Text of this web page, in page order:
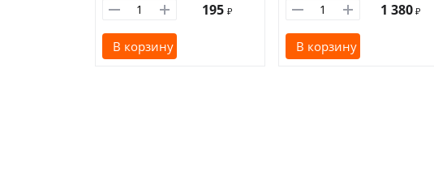
195 ₽
В корзину
1 380 ₽
В корзину